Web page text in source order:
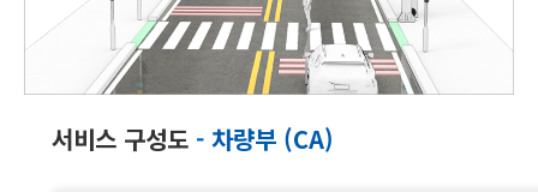
서비스 구성도 - 차량부 (CA)